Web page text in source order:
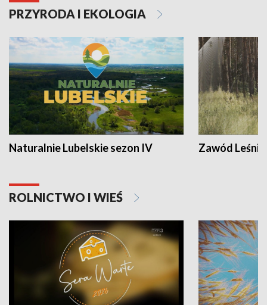
PRZYRODA I EKOLOGIA
Naturalnie Lubelskie sezon IV Zawód Leśnik
ROLNICTWO I WIEŚ